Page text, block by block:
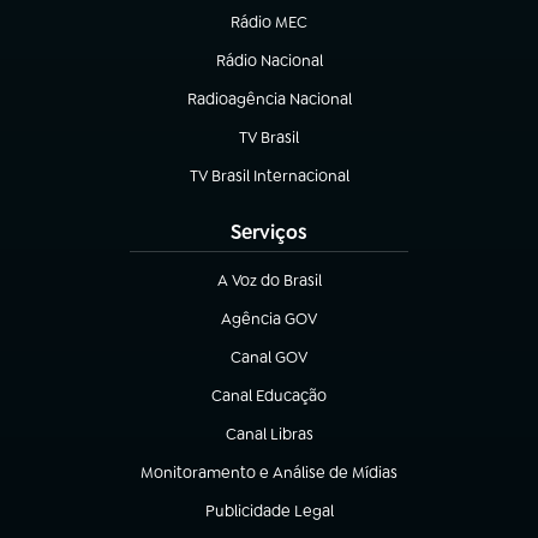
Rádio MEC
(abre em nova aba)
Rádio Nacional
Radioagência Nacional
(abre em nova aba)
TV Brasil
(abre em nova aba)
TV Brasil Internacional
(abre em nova aba)
Serviços
A Voz do Brasil
(abre em nova aba)
Agência GOV
(abre em nova aba)
Canal GOV
(abre em nova aba)
Canal Educação
(abre em nova aba)
Canal Libras
(abre em nova aba)
Monitoramento e Análise de Mídias
(abre em nova aba)
Publicidade Legal
(abre em nova aba)